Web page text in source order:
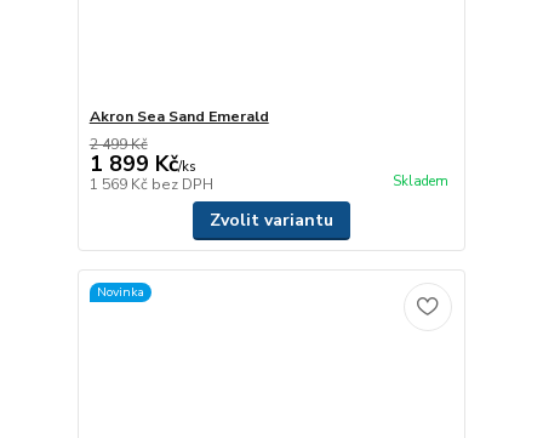
Akron Sea Sand Emerald
2 499 Kč
1 899 Kč/ks
1 569 Kč bez DPH Skladem
Zvolit variantu
Novinka